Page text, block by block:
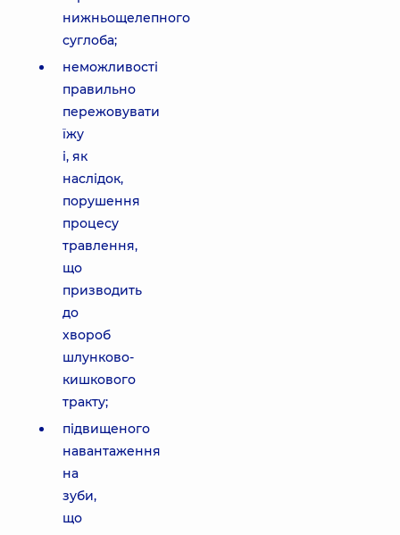
нижньощелепного
суглоба;
неможливості
правильно
пережовувати
їжу
і, як
наслідок,
порушення
процесу
травлення,
що
призводить
до
хвороб
шлунково-
кишкового
тракту;
підвищеного
навантаження
на
зуби,
що